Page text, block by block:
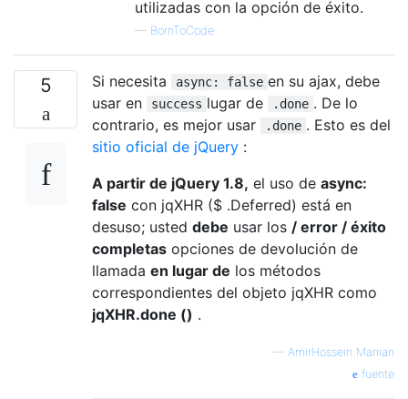
utilizadas con la opción de éxito.
— BornToCode
5 Si necesita async: false en su ajax, debe
usar en
success lugar de .done . De lo
contrario, es mejor usar
.done . Esto es del
sitio oficial de jQuery :
A partir de jQuery 1.8, el uso de async:
false con jqXHR ($ .Deferred) está en
desuso; usted debe usar los / error / éxito
completas opciones de devolución de
llamada en lugar de los métodos
correspondientes del objeto jqXHR como
jqXHR.done () .
— AmirHossein Manian
fuente